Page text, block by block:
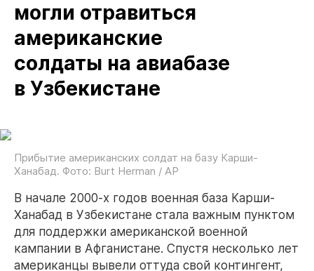
могли отравиться
американские
солдаты на авиабазе
в Узбекистане
Прибытие американских солдат на базу Карши-
Ханабад. Фото: Burt Herman / AP
В начале 2000-х годов военная база Карши-
Ханабад в Узбекистане стала важным пунктом
для поддержки американской военной
кампании в Афганистане. Спустя несколько лет
американцы вывели оттуда свой контингент,